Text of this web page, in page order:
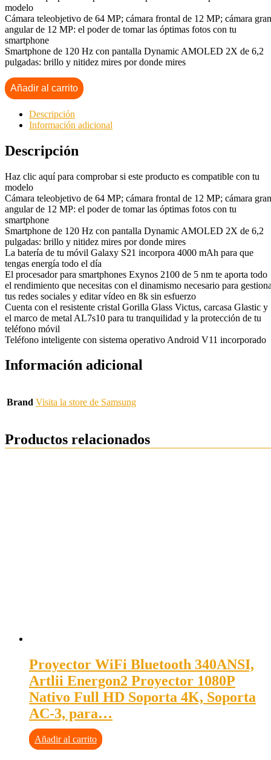
modelo
Cámara teleobjetivo de 64 MP; cámara frontal de 12 MP; cámara gran
angular de 12 MP: el poder de tomar las óptimas fotos con tu
smartphone
Smartphone de 120 Hz con pantalla Dynamic AMOLED 2X de 6,2
pulgadas: brillo y nitidez mires por donde mires
Añadir al carrito
Descripción
Información adicional
Descripción
Haz clic aquí para comprobar si este producto es compatible con tu
modelo
Cámara teleobjetivo de 64 MP; cámara frontal de 12 MP; cámara gran
angular de 12 MP: el poder de tomar las óptimas fotos con tu
smartphone
Smartphone de 120 Hz con pantalla Dynamic AMOLED 2X de 6,2
pulgadas: brillo y nitidez mires por donde mires
La batería de tu móvil Galaxy S21 incorpora 4000 mAh para que
tengas energía todo el día
El procesador para smartphones Exynos 2100 de 5 nm te aporta todo
el rendimiento que necesitas con el dinamismo necesario para
tus redes sociales y editar vídeo en 8k sin esfuerzo
Cuenta con el resistente cristal Gorilla Glass Victus, carcasa Glastic y
el marco de metal AL7s10 para tu tranquilidad y la protección de tu
teléfono móvil
Teléfono inteligente con sistema operativo Android V11 incorporado
Información adicional
Brand Visita la store de Samsung
Productos relacionados
Proyector WiFi Bluetooth 340ANSI,
Artlii Energon2 Proyector 1080P
Nativo Full HD Soporta 4K, Soporta
AC-3, para…
Añadir al carrito